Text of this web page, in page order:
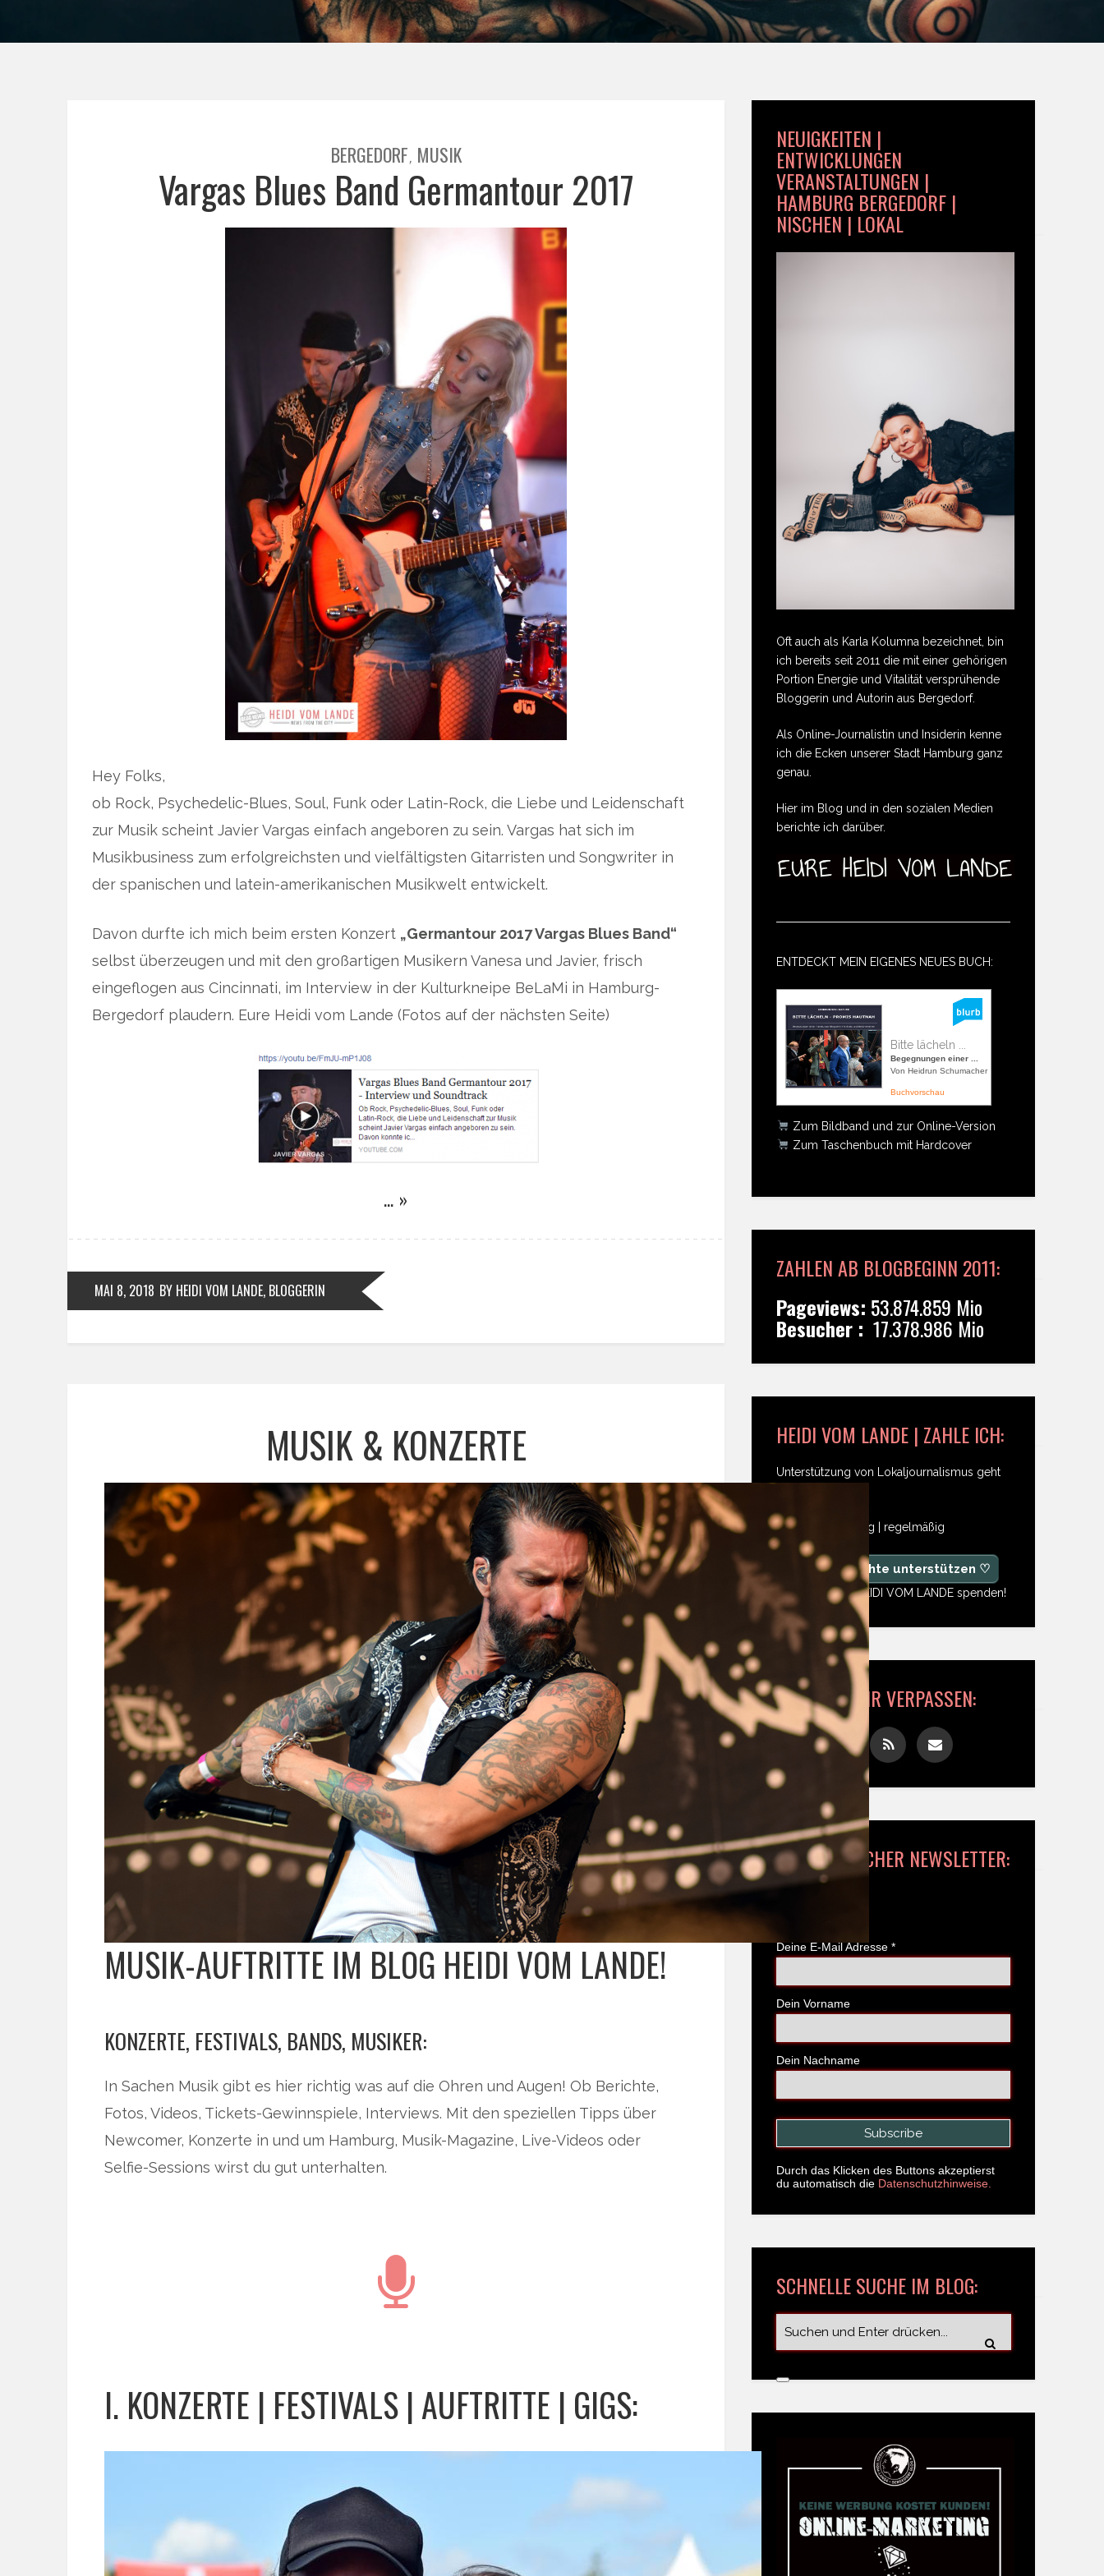
BERGEDORF, MUSIK
Vargas Blues Band Germantour 2017
Hey Folks,
ob Rock, Psychedelic-Blues, Soul, Funk oder Latin-Rock, die Liebe und Leidenschaft
zur Musik scheint Javier Vargas einfach angeboren zu sein. Vargas hat sich im
Musikbusiness zum erfolgreichsten und vielfältigsten Gitarristen und Songwriter in
der spanischen und latein-amerikanischen Musikwelt entwickelt.
Davon durfte ich mich beim ersten Konzert „Germantour 2017 Vargas Blues Band“
selbst überzeugen und mit den großartigen Musikern Vanesa und Javier, frisch
eingeflogen aus Cincinnati, im Interview in der Kulturkneipe BeLaMi in Hamburg-
Bergedorf plaudern. Eure Heidi vom Lande (Fotos auf der nächsten Seite)
… »
MAI 8, 2018 BY HEIDI VOM LANDE, BLOGGERIN
MUSIK & KONZERTE
MUSIK-AUFTRITTE IM BLOG HEIDI VOM LANDE!
KONZERTE, FESTIVALS, BANDS, MUSIKER:
In Sachen Musik gibt es hier richtig was auf die Ohren und Augen! Ob Berichte,
Fotos, Videos, Tickets-Gewinnspiele, Interviews. Mit den speziellen Tipps über
Newcomer, Konzerte in und um Hamburg, Musik-Magazine, Live-Videos oder
Selfie-Sessions wirst du gut unterhalten.
I. KONZERTE | FESTIVALS | AUFTRITTE | GIGS:
NEUIGKEITEN |
ENTWICKLUNGEN
VERANSTALTUNGEN |
HAMBURG BERGEDORF |
NISCHEN | LOKAL
Oft auch als Karla Kolumna bezeichnet, bin
ich bereits seit 2011 die mit einer gehörigen
Portion Energie und Vitalität versprühende
Bloggerin und Autorin aus Bergedorf.
Als Online-Journalistin und Insiderin kenne
ich die Ecken unserer Stadt Hamburg ganz
genau.
Hier im Blog und in den sozialen Medien
berichte ich darüber.
ENTDECKT MEIN EIGENES NEUES BUCH:
Bitte lächeln ...
Begegnungen einer ...
Von Heidrun Schumacher
Buchvorschau
Zum Bildband und zur Online-Version
Zum Taschenbuch mit Hardcover
ZAHLEN AB BLOGBEGINN 2011:
Pageviews: 53.874.859 Mio
Besucher : 17.378.986 Mio
HEIDI VOM LANDE | ZAHLE ICH:
Unterstützung von Lokaljournalismus geht
freiwillig | einmalig | regelmäßig
♡ Ja, ich möchte unterstützen ♡
Ab 1,- Euro für HEIDI VOM LANDE spenden!
NICHTS MEHR VERPASSEN:
WÖCHENTLICHER NEWSLETTER:
Deine E-Mail Adresse *
Dein Vorname
Dein Nachname
Durch das Klicken des Buttons akzeptierst
du automatisch die Datenschutzhinweise.
SCHNELLE SUCHE IM BLOG: